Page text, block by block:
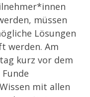
müssen
Lösungen
werden. Am
kurz vor dem
mit allen